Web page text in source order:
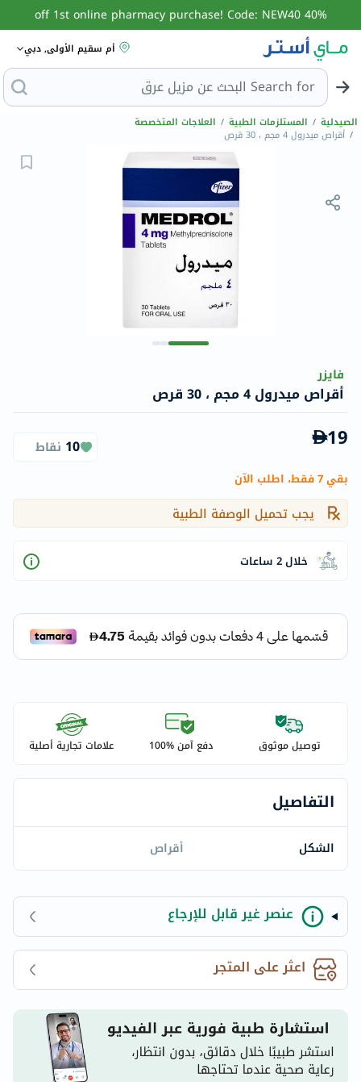
40% off 1st online pharmacy purchase! Code: NEW40
أم سقيم الأولى, دبي
Search for ال
الصيدلية / المستلزمات الطبية / العلاجات المتخصصة
/ أقراص ميدرول 4 مجم ، 30 قرص
فايزر
أقراص ميدرول 4 مجم ، 30 قرص
19
10 نقاط
بقي 7 فقط، اطلب الآن
يجب تحميل الوصفة الطبية
خلال 2 ساعات
توصيل موثوق دفع آمن %100 علامات تجارية أصلية
التفاصيل
الشكل أقراص
عنصر غير قابل للإرجاع
اعثر على المتجر